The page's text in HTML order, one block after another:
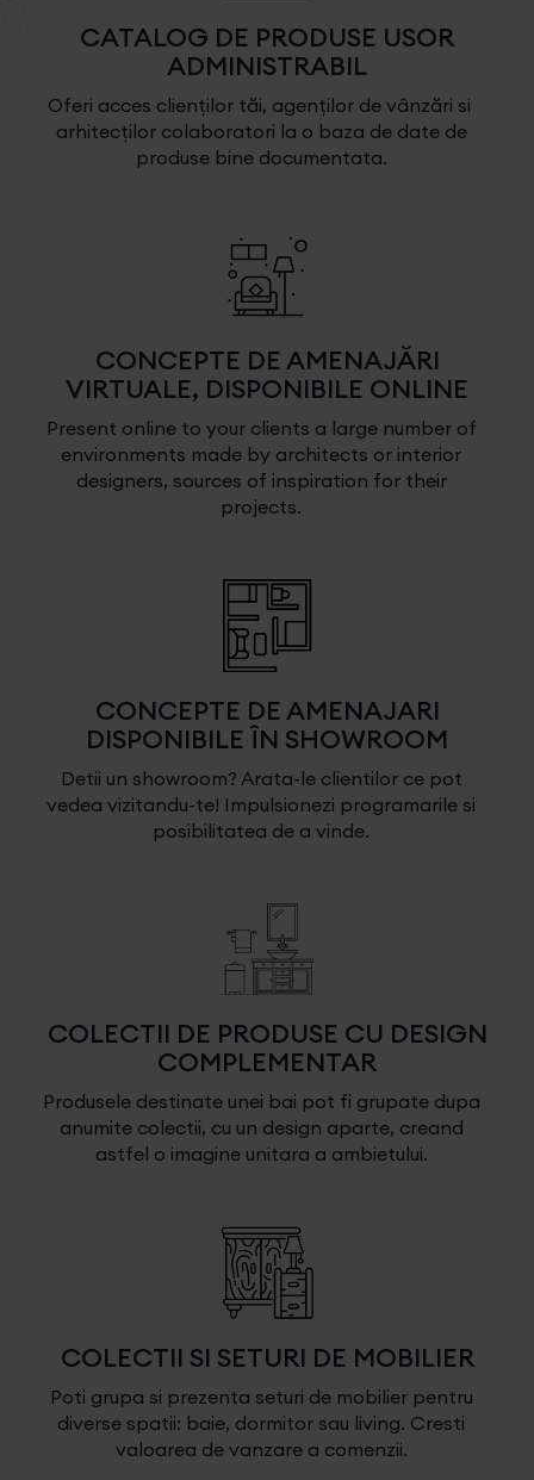
CATALOG DE PRODUSE USOR
ADMINISTRABIL
Oferi acces clienților tăi, agenților de vânzări si
arhitecților colaboratori la o baza de date de
produse bine documentata.
CONCEPTE DE AMENAJĂRI
VIRTUALE, DISPONIBILE ONLINE
Present online to your clients a large number of
environments made by architects or interior
designers, sources of inspiration for their
projects.
CONCEPTE DE AMENAJARI
DISPONIBILE ÎN SHOWROOM
Detii un showroom? Arata-le clientilor ce pot
vedea vizitandu-te! Impulsionezi programarile si
posibilitatea de a vinde.
COLECTII DE PRODUSE CU DESIGN
COMPLEMENTAR
Produsele destinate unei bai pot fi grupate dupa
anumite colectii, cu un design aparte, creand
astfel o imagine unitara a ambietului.
COLECTII SI SETURI DE MOBILIER
Poti grupa si prezenta seturi de mobilier pentru
diverse spatii: baie, dormitor sau living. Cresti
valoarea de vanzare a comenzii.